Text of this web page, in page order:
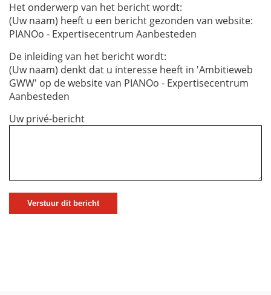
Het onderwerp van het bericht wordt:
(Uw naam) heeft u een bericht gezonden van website:
PIANOo - Expertisecentrum Aanbesteden
De inleiding van het bericht wordt:
(Uw naam) denkt dat u interesse heeft in 'Ambitieweb
GWW' op de website van PIANOo - Expertisecentrum
Aanbesteden
Uw privé-bericht